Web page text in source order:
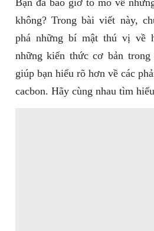
Bạn đã bao giờ tò mò về
không? Trong bài viết này,
phá những bí mật thú vị về
những kiến thức cơ bản
giúp bạn hiểu rõ hơn về các
cacbon. Hãy cùng nhau tìm